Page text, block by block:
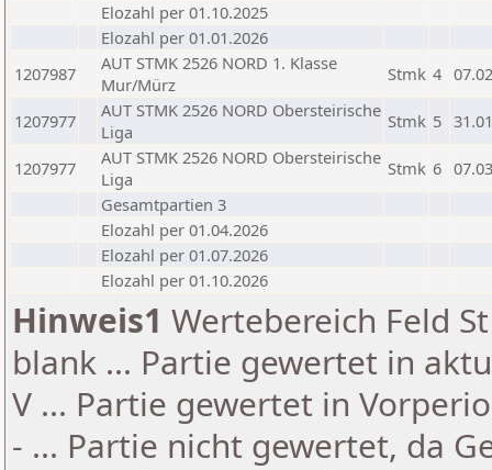
Elozahl per 01.10.2025
Elozahl per 01.01.2026
1207987
AUT STMK 2526 NORD 1. Klasse
Mur/Mürz
Stmk 4
1207977
AUT STMK 2526 NORD Obersteirische
Liga
Stmk 5
1207977
AUT STMK 2526 NORD Obersteirische
Liga
Stmk 6
Gesamtpartien 3
Elozahl per 01.04.2026
Elozahl per 01.07.2026
Elozahl per 01.10.2026
Hinweis1 Wertebereich Feld
blank ... Partie gewertet in
V ... Partie gewertet in
- ... Partie nicht gewertet, da